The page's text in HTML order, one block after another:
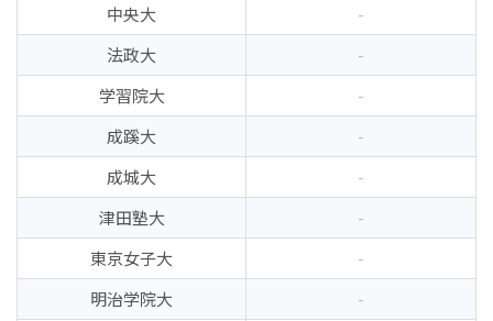
中央大
-
法政大
-
学習院大
-
成蹊大
-
成城大
-
津田塾大
-
東京女子大
-
明治学院大
-